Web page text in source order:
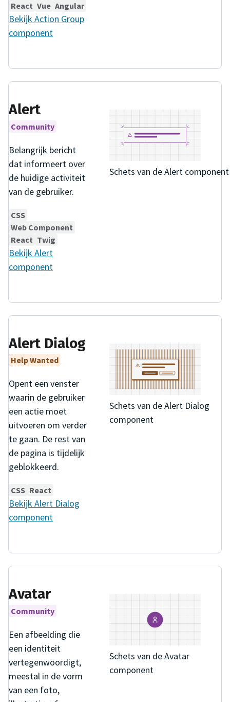
React Vue Angular
BekijkAction Group
component
Schets van de Alert component
Alert
Community
Belangrijk bericht
dat informeert over
de huidige activiteit
van de gebruiker.
CSS
Web Component
React Twig
BekijkAlert
component
Schets van de Alert Dialog
component
Alert Dialog
Help Wanted
Opent een venster
waarin de gebruiker
een actie moet
uitvoeren om verder
te gaan. De rest van
de pagina is tijdelijk
geblokkeerd.
CSS React
BekijkAlert Dialog
component
Schets van de Avatar
component
Avatar
Community
Een afbeelding die
een identiteit
vertegenwoordigt,
meestal in de vorm
van een foto,